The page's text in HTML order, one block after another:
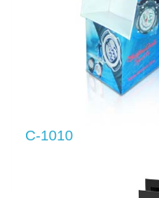
C-1010